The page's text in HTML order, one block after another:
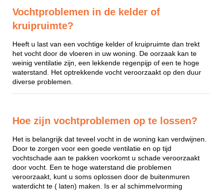
Vochtproblemen in de kelder of
kruipruimte?
Heeft u last van een vochtige kelder of kruipruimte dan trekt
het vocht door de vloeren in uw woning. De oorzaak kan te
weinig ventilatie zijn, een lekkende regenpijp of een te hoge
waterstand. Het optrekkende vocht veroorzaakt op den duur
diverse problemen.
Hoe zijn vochtproblemen op te lossen?
Het is belangrijk dat teveel vocht in de woning kan verdwijnen.
Door te zorgen voor een goede ventilatie en op tijd
vochtschade aan te pakken voorkomt u schade veroorzaakt
door vocht. Een te hoge waterstand die problemen
veroorzaakt, kunt u soms oplossen door de buitenmuren
waterdicht te ( laten) maken. Is er al schimmelvorming